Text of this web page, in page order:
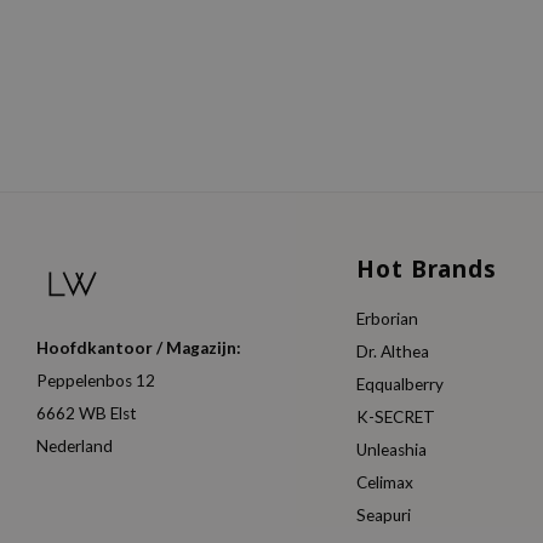
Hoofdkantoor / Magazijn:
Peppelenbos 12
6662 WB Elst
Nederland
Hot Brands
Erborian
Dr. Althea
Eqqualberry
K-SECRET
Unleashia
Celimax
Seapuri